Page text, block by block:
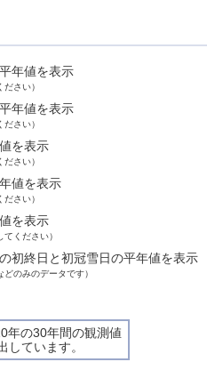
年値を表示
ださい）
年値を表示
ださい）
を表示
ださい）
値を表示
ださい）
を表示
てください）
初終日と初冠雪日の平年値を表示
どのみのデータです）
年の30年間の観測値
しています。